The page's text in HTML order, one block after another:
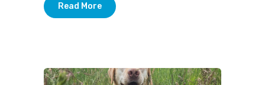
Read More